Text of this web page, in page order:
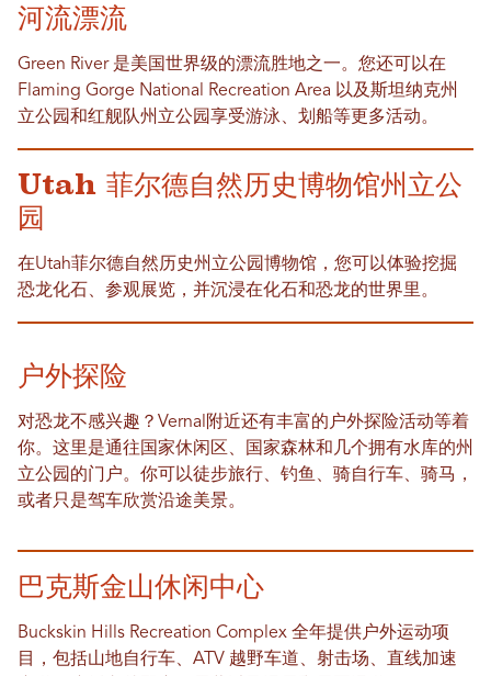
河流漂流
Green River 是美国世界级的漂流胜地之一。您还可以在
Flaming Gorge National Recreation Area 以及斯坦纳克州
立公园和红舰队州立公园享受游泳、划船等更多活动。
Utah 菲尔德自然历史博物馆州立公
园
在Utah菲尔德自然历史州立公园博物馆，您可以体验挖掘
恐龙化石、参观展览，并沉浸在化石和恐龙的世界里。
户外探险
对恐龙不感兴趣？Vernal附近还有丰富的户外探险活动等着
你。这里是通往国家休闲区、国家森林和几个拥有水库的州
立公园的门户。你可以徒步旅行、钓鱼、骑自行车、骑马，
或者只是驾车欣赏沿途美景。
巴克斯金山休闲中心
Buckskin Hills Recreation Complex 全年提供户外运动项
目，包括山地自行车、ATV 越野车道、射击场、直线加速